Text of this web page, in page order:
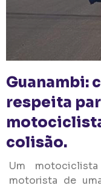
Guanambi:
respeita
colisão.
Um
motorista de